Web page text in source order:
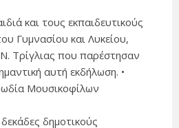
και τους εκπαιδευτικούς
Γυμνασίου και Λυκείου,
Τρίγλιας που παρέστησαν
αυτή εκδήλωση. •
Μουσικοφίλων
δημοτικούς